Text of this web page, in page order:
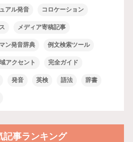
アル発音 コロケーション
メディア寄稿記事
ン発音辞典 例文検索ツール
アクセント 完全ガイド
発音 英検 語法 辞書
記事ランキング